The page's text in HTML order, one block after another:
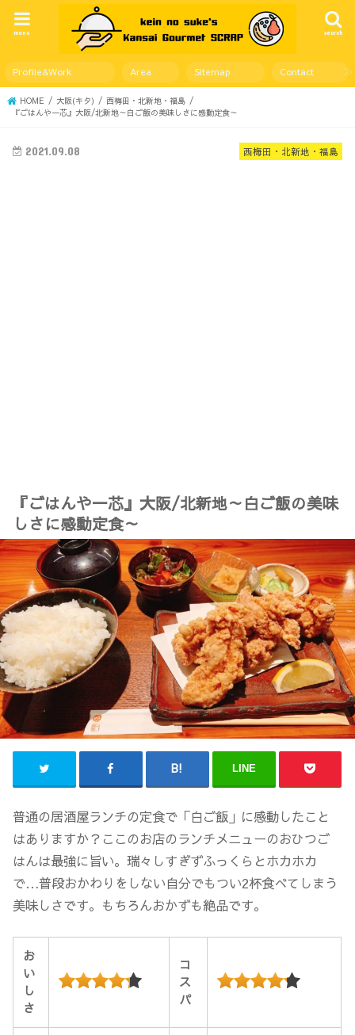
search
menu
Profile&Work Area Sitemap Contact
HOME 大阪(キタ)
西梅田・北新地・福島
『ごはんや一芯』大阪/北新地～白ご飯の美味しさに感動定食～
西梅田・北新地・福島
2021.09.08
『ごはんや一芯』大阪/北新地～白ご飯の美味
しさに感動定食～
LINE
普通の居酒屋ランチの定食で「白ご飯」に感動したこと
はありますか？ここのお店のランチメニューのおひつご
はんは最強に旨い。瑞々しすぎずふっくらとホカホカ
で…普段おかわりをしない自分でもつい2杯食べてしまう
美味しさです。もちろんおかずも絶品です。
お
い
し
さ
コ
ス
パ